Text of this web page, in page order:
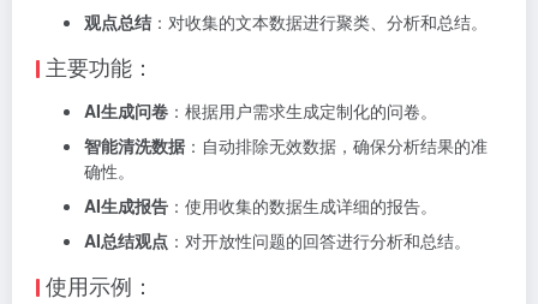
观点总结 ：对收集的文本数据进行聚类、分析和总结。
主要功能：
AI生成问卷 ：根据用户需求生成定制化的问卷。
智能清洗数据 ：自动排除无效数据，确保分析结果的准
确性。
AI生成报告 ：使用收集的数据生成详细的报告。
AI总结观点 ：对开放性问题的回答进行分析和总结。
使用示例：